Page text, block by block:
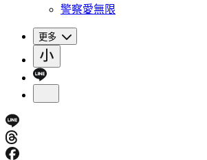
警察愛無限
更多